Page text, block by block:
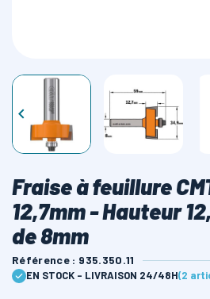

Fraise à feuillure
12,7mm - Hauteur
de 8mm
Référence : 935.350.11
EN STOCK - LIVRAISON 24/48H(2